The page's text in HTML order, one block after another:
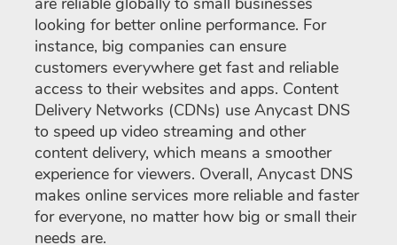
looking for better online performance. For
instance, big companies can ensure
customers everywhere get fast and reliable
access to their websites and apps. Content
Delivery Networks (CDNs) use Anycast DNS
to speed up video streaming and other
content delivery, which means a smoother
experience for viewers. Overall, Anycast DNS
makes online services more reliable and faster
for everyone, no matter how big or small their
needs are.